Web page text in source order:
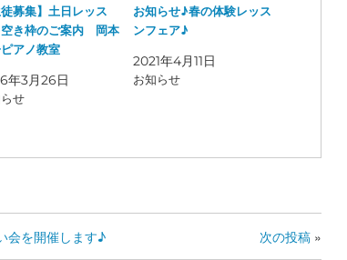
徒募集】土日レッス
き枠のご案内 岡本
アノ教室
年3月26日
せ
お知らせ♪春の体験レッス
ンフェア♪
2021年4月11日
お知らせ
会を開催します♪ 次の投稿 »